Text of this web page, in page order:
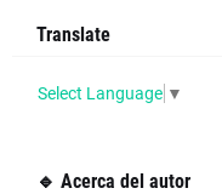
Translate
Select Language ▼
🔹 Acerca del autor